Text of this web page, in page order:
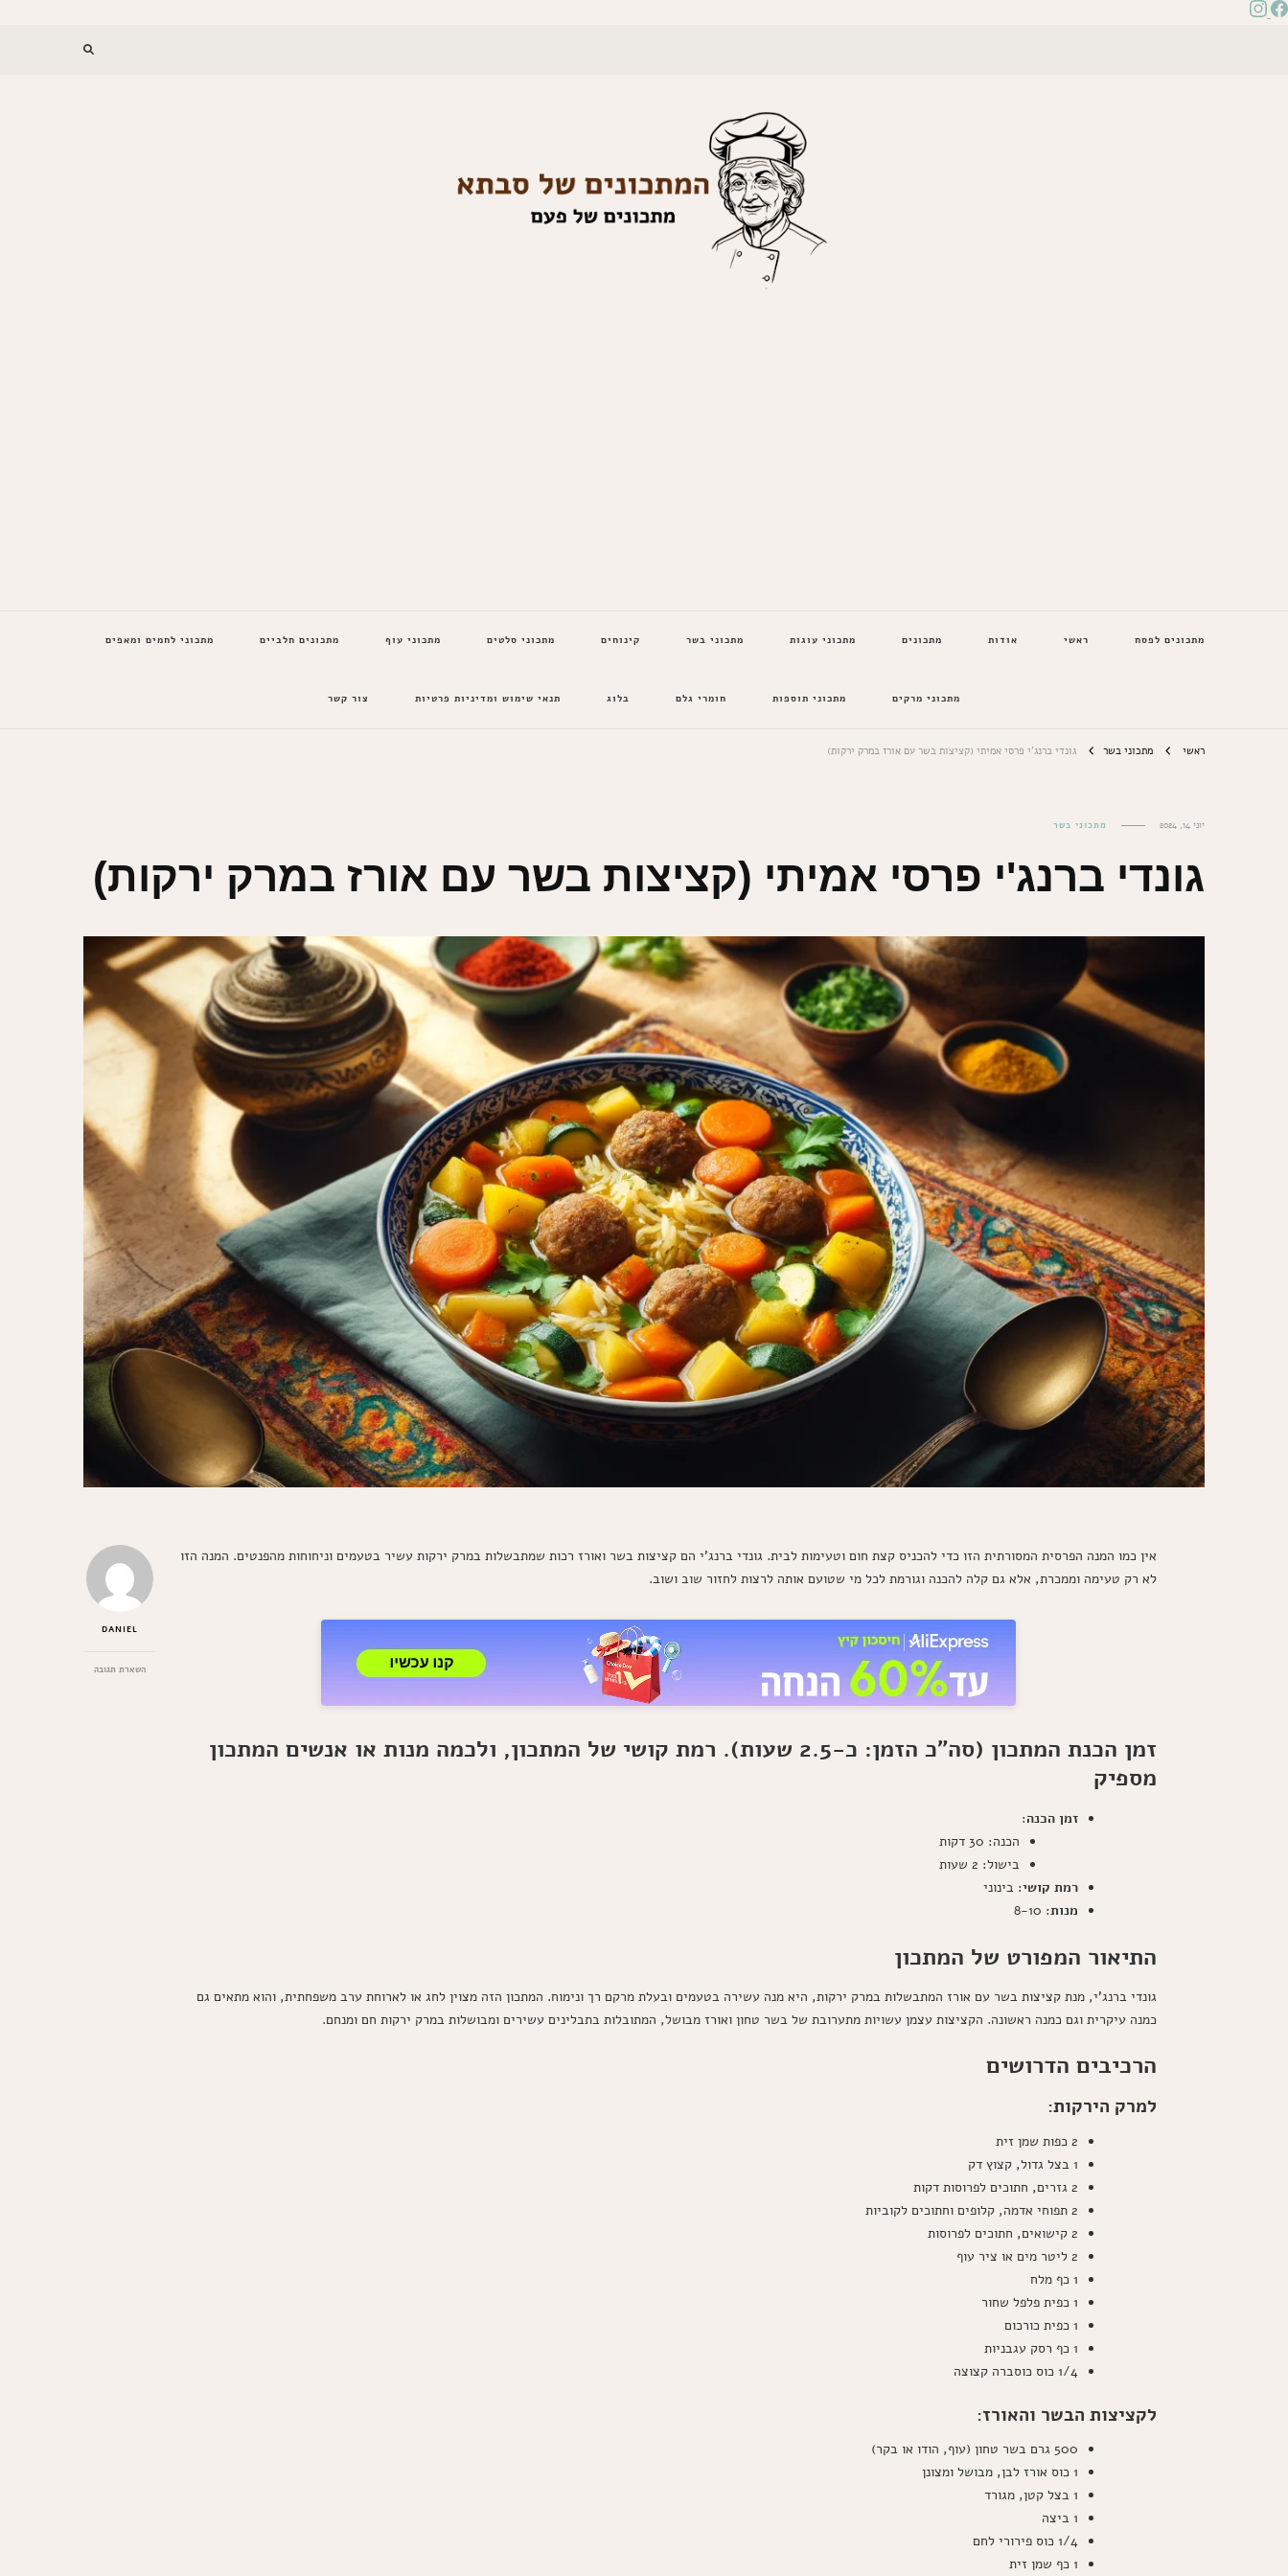
מתכונים לפסח ראשי אודות מתכונים מתכוני עוגות מתכוני בשר קינוחים מתכוני סלטים מתכוני עוף מתכונים חלביים מתכוני לחמים ומאפים
מתכוני מרקים מתכוני תוספות חומרי גלם בלוג תנאי שימוש ומדיניות פרטיות צור קשר
ראשי מתכוני בשר גונדי ברנג'י פרסי אמיתי (קציצות בשר עם אורז במרק ירקות)
יוני 14, 2024 מתכוני בשר
גונדי ברנג'י פרסי אמיתי (קציצות בשר עם אורז במרק ירקות)
DANIEL
השארת תגובהבנושא
אין כמו המנה הפרסית המסורתית הזו כדי להכניס קצת חום וטעימות לבית. גונדי ברנג'י הם קציצות בשר ואורז רכות שמתבשלות במרק ירקות עשיר בטעמים וניחוחות מהפנטים. המנה הזו
לא רק טעימה וממכרת, אלא גם קלה להכנה וגורמת לכל מי שטועם אותה לרצות לחזור שוב ושוב.
זמן הכנת המתכון (סה"כ הזמן: כ-2.5 שעות). רמת קושי של המתכון, ולכמה מנות או אנשים המתכון
מספיק
זמן הכנה:
הכנה: 30 דקות
בישול: 2 שעות
רמת קושי: בינוני
מנות: 8-10
התיאור המפורט של המתכון
גונדי ברנג'י, מנת קציצות בשר עם אורז המתבשלות במרק ירקות, היא מנה עשירה בטעמים ובעלת מרקם רך ונימוח. המתכון הזה מצוין לחג או לארוחת ערב משפחתית, והוא מתאים גם
כמנה עיקרית וגם כמנה ראשונה. הקציצות עצמן עשויות מתערובת של בשר טחון ואורז מבושל, המתובלות בתבלינים עשירים ומבושלות במרק ירקות חם ומנחם.
הרכיבים הדרושים
למרק הירקות:
2 כפות שמן זית
1 בצל גדול, קצוץ דק
2 גזרים, חתוכים לפרוסות דקות
2 תפוחי אדמה, קלופים וחתוכים לקוביות
2 קישואים, חתוכים לפרוסות
2 ליטר מים או ציר עוף
1 כף מלח
1 כפית פלפל שחור
1 כפית כורכום
1 כף רסק עגבניות
1/4 כוס כוסברה קצוצה
לקציצות הבשר והאורז:
500 גרם בשר טחון (עוף, הודו או בקר)
1 כוס אורז לבן, מבושל ומצונן
1 בצל קטן, מגורד
1 ביצה
1/4 כוס פירורי לחם
1 כף שמן זית